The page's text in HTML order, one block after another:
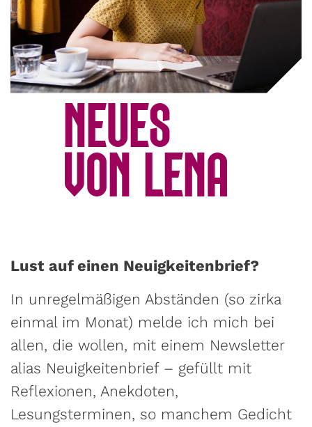
NEUES
VON LENA
Lust auf einen Neuigkeitenbrief?
In unregelmäßigen Abständen (so zirka
einmal im Monat) melde ich mich bei
allen, die wollen, mit einem Newsletter
alias Neuigkeiten­brief – gefüllt mit
Reflexionen, Anekdoten,
Lesungsterminen, so manchem Gedicht